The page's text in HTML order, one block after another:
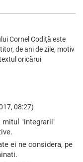
Cornel Codiţă este
de ani de zile, motiv
oricărui
08:27)
mitul "integrarii"
ei ne considera, pe